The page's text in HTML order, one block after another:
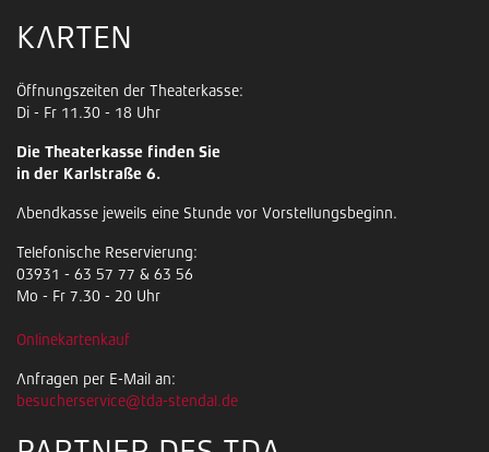
KARTEN
Öffnungszeiten der Theaterkasse:
Di - Fr 11.30 - 18 Uhr
Die Theaterkasse finden Sie
in der Karlstraße 6.
Abendkasse jeweils eine Stunde vor Vorstellungsbeginn.
Telefonische Reservierung:
03931 - 63 57 77 & 63 56
Mo - Fr 7.30 - 20 Uhr
Onlinekartenkauf
Anfragen per E-Mail an:
besucherservice@tda-stendal.de